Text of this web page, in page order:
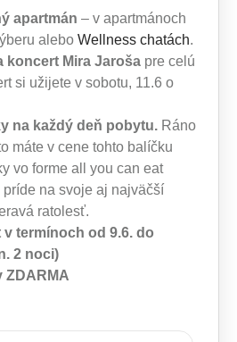
apartmán – v apartmánoch
alebo Wellness chatách.
koncert Mira Jaroša pre celú
si užijete v sobotu, 11.6 o
na každý deň pobytu. Ráno
máte v cene tohto balíčku
vo forme all you can eat
príde na svoje aj najväčší
ratolesť.
v termínoch od 9.6. do
2 noci)
ZDARMA